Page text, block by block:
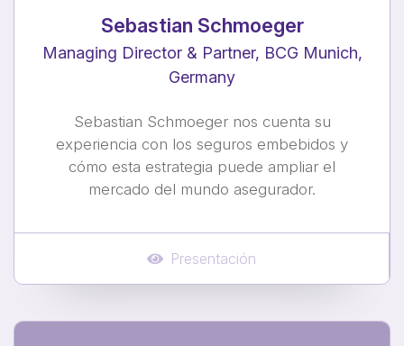
Sebastian Schmoeger
Managing Director & Partner, BCG Munich,
Germany
Sebastian Schmoeger nos cuenta su
experiencia con los seguros embebidos y
cómo esta estrategia puede ampliar el
mercado del mundo asegurador.
Presentación